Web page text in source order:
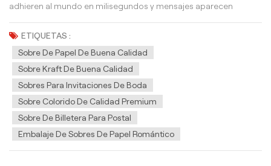
adhieren al mundo en milisegundos y mensajes aparecen
instantáneamente en nuestras pantallas, los sobres pueden
parecer reliquias de una época pasada. Pero estos paquetes de
papel sin pretensiones tienen un encanto y un significado que es
realmente atemporal. Una breve historia de sobres El concepto
de sobres tiene una historia larga y fascinante. Los antiguos
egipcios usaron hojas de papiro para envolver documentos
importantes, creando una forma temprana de protección. En el
siglo XIV, los chinos desarrollaron sobres de papel doblado para
enviar cartas. Sin embargo, no fue hasta el siglo XIX que el sobre
moderno, con su aleta gummed para sellado fácil, estuvo
ETIQUETAS :
Sobre De Papel De Buena Calidad
Sobre Kraft De Buena Calidad
Sobres Para Invitaciones De Boda
Sobre Colorido De Calidad Premium
Sobre De Billetera Para Postal
Embalaje De Sobres De Papel Romántico